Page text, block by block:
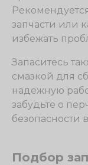
запчасти или
избежать
Запаситесь
смазкой для
надежную
забудьте о
безопасности
Подбор